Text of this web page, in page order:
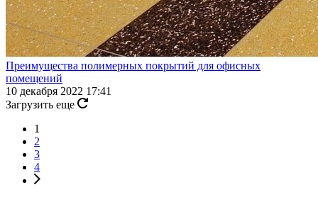
Преимущества полимерных покрытий для офисных
помещений
10 декабря 2022 17:41
Загрузить еще
1
2
3
4